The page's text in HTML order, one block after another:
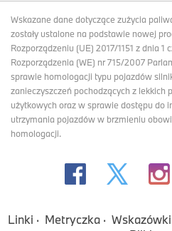
Wskazane dane dotyczące zużycia
zostały ustalone na podstawie nowej
Rozporządzeniu (UE) 2017/1151 z dnia 1
Rozporządzenia (WE) nr 715/2007
sprawie homologacji typu pojazdów
zanieczyszczeń pochodzących z lekkich
użytkowych oraz w sprawie dostępu do
utrzymania pojazdów w brzmieniu
homologacji.
Linki Metryczka